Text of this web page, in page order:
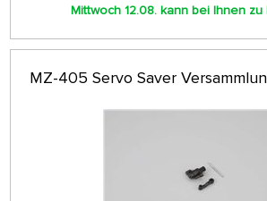
Mittwoch 12.08. kann bei Ihnen
MZ-405 Servo Saver